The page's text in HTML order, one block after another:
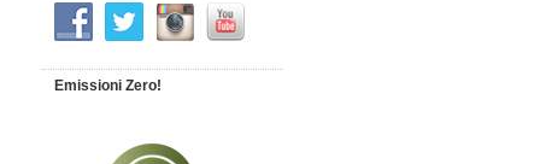
Emissioni Zero!